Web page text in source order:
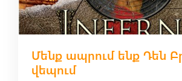
Մենք ապրում ենք Դեն
վեպում